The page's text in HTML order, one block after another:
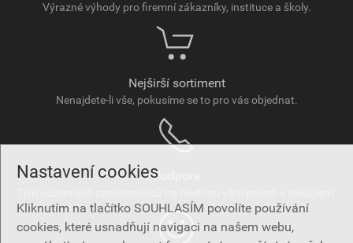
Nastavení cookies
Kliknutím na tlačítko SOUHLASÍM povolíte používání
cookies, které usnadňují navigaci na našem webu,
Výrazné výhody pro firemní zákazníky, instituce a školy.
Nejširší sortiment
Nenajdete-li vše, pokusíme se to pro vás objednat.
Podpora